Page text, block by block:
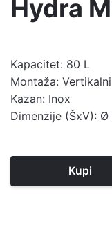
Hydra
Kapacitet: 80 L
Montaža: Vertikalni
Kazan: Inox
Dimenzije (ŠxV):
Kupi